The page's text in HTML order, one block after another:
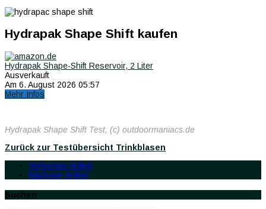
Hydrapak Shape Shift kaufen
Hydrapak Shape-Shift Reservoir, 2 Liter
Ausverkauft
Am 6. August 2026 05:57
Mehr Infos
Hydrapak Shape Shift Test, (c) outdoormaniacs.de
Zurück zur Testübersicht Trinkblasen
Vorheriger Artikel
Nächster Artikel
Suchen